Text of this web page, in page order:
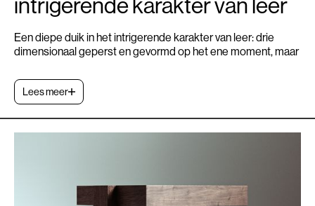
Een diepe duik in het intrigerende karakter van leer: drie
dimensionaal geperst en gevormd op het ene moment, maar
Vernieuwende zitmeubels ontwerpen is onze levenslange
obsessie, sommigen verzamelen postzegels, wij bedenken
Lees meer